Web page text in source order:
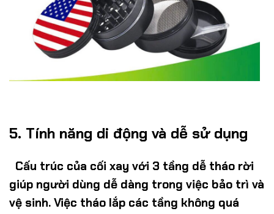
5. Tính năng di động và dễ sử dụng
Cấu trúc của cối xay với 3 tầng dễ tháo rời
giúp người dùng dễ dàng trong việc bảo trì và
vệ sinh. Việc tháo lắp các tầng không quá